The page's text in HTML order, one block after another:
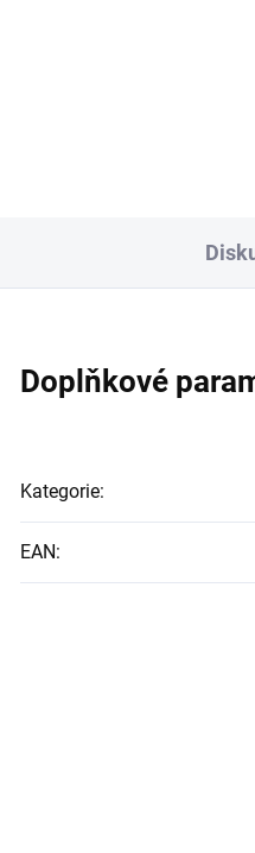
Doplňkové
Kategorie:
EAN: